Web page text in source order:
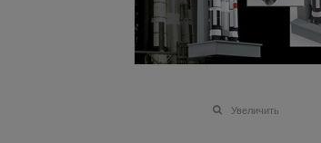
Увеличить